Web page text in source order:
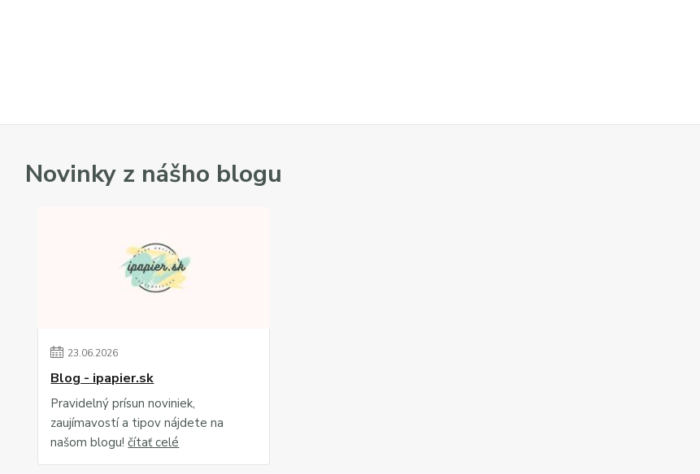
Novinky z nášho blogu
23.06.2026
Blog - ipapier.sk
Pravidelný prísun noviniek,
zaujímavostí a tipov nájdete na
našom blogu!čítať celé